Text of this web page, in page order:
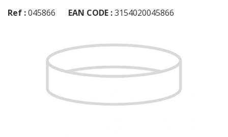
Ref :045866 EAN CODE :3154020045866